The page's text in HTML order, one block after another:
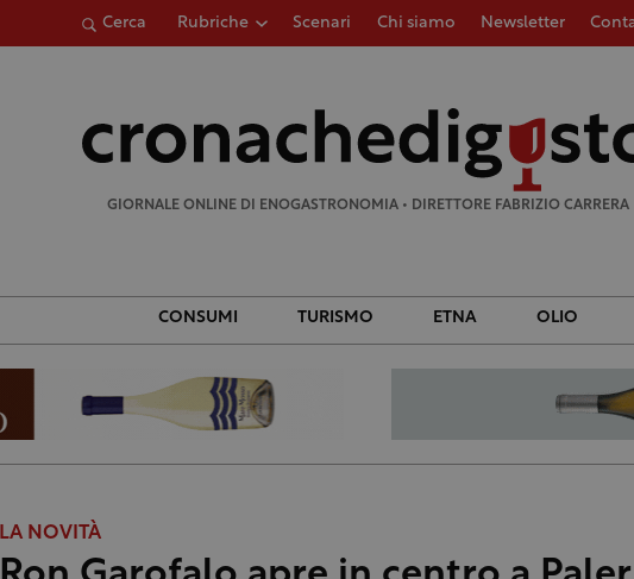
Cerca Rubriche Scenari Chi siamo Newsletter
GIORNALE ONLINE DI ENOGASTRONOMIA • DIRETTORE FABRIZIO CARRERA
CONSUMI TURISMO ETNA OLIO
LA NOVITÀ